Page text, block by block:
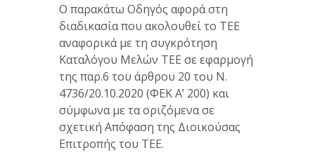
Ο παρακάτω Οδηγός αφορά στη
διαδικασία που ακολουθεί το ΤΕΕ
αναφορικά με τη συγκρότηση
Καταλόγου Μελών ΤΕΕ σε εφαρμογή
της παρ.6 του άρθρου 20 του Ν.
4736/20.10.2020 (ΦΕΚ Α’ 200) και
σύμφωνα με τα οριζόμενα σε
σχετική Απόφαση της Διοικούσας
Επιτροπής του ΤΕΕ.